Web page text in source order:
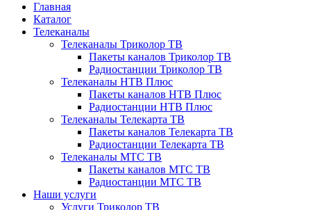
Главная
Каталог
Телеканалы
Телеканалы Триколор ТВ
Пакеты каналов Триколор ТВ
Радиостанции Триколор ТВ
Телеканалы НТВ Плюс
Пакеты каналов НТВ Плюс
Радиостанции НТВ Плюс
Телеканалы Телекарта ТВ
Пакеты каналов Телекарта ТВ
Радиостанции Телекарта ТВ
Телеканалы МТС ТВ
Пакеты каналов МТС ТВ
Радиостанции МТС ТВ
Наши услуги
Услуги Триколор ТВ